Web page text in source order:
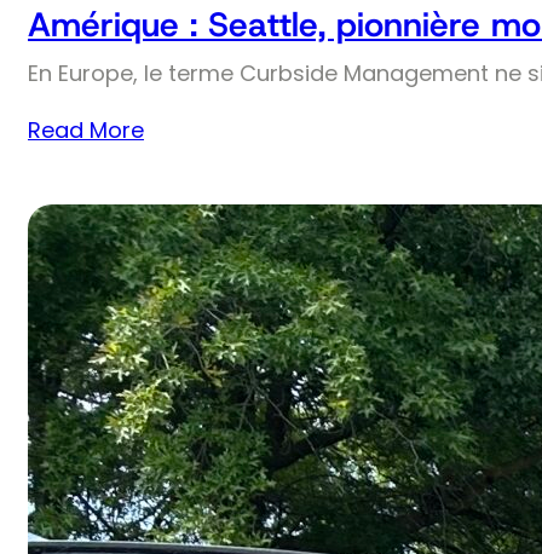
Amérique : Seattle, pionnière
En Europe, le terme Curbside Management ne
Read More